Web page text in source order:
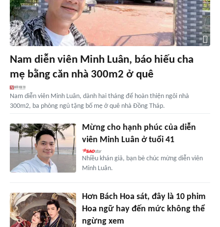
Nam diễn viên Minh Luân, báo hiếu cha
mẹ bằng căn nhà 300m2 ở quê
Nam diễn viên Minh Luân, dành hai tháng để hoàn thiện ngôi nhà
300m2, ba phòng ngủ tặng bố mẹ ở quê nhà Đồng Tháp.
Mừng cho hạnh phúc của diễn
viên Minh Luân ở tuổi 41
Nhiều khán giả, bạn bè chúc mừng diễn viên
Minh Luân.
Hơn Bách Hoa sát, đây là 10 phim
Hoa ngữ hay đến mức không thể
ngừng xem